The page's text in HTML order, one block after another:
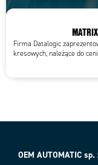
Firma Datalogic
kresowych, należące do
OEM AUTOMATIC sp.